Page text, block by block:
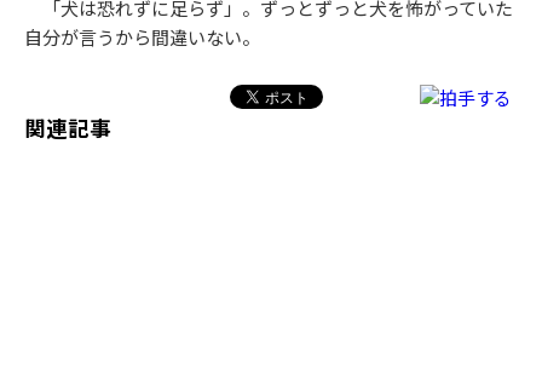
「犬は恐れずに足らず」。ずっとずっと犬を怖がっていた
自分が言うから間違いない。
関連記事